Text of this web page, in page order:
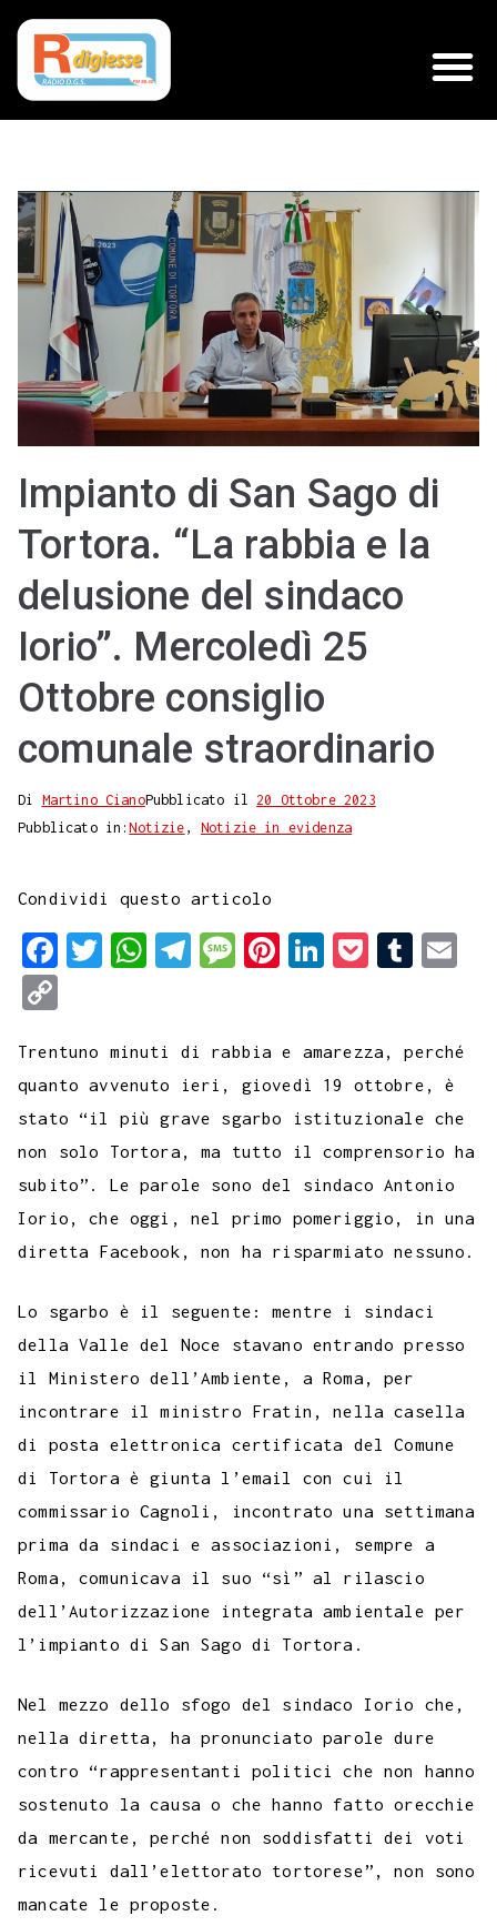
Impianto di San Sago di
Tortora. “La rabbia e la
delusione del sindaco
Iorio”. Mercoledì 25
Ottobre consiglio
comunale straordinario
Di Martino CianoPubblicato il20 Ottobre 2023
Pubblicato in:Notizie , Notizie in evidenza
Condividi questo articolo
F
e
b
o
o
k
T
t
t
e
r
W
t
s
A
p
p
T
e
g
r
a
m
M
s
a
g
e
P
t
e
r
e
s
t
L
k
e
d
I
n
k
e
t
T
b
l
r
i
p
y
L
i
k
Trentuno minuti di rabbia e amarezza, perché
quanto avvenuto ieri, giovedì 19 ottobre, è
stato “il più grave sgarbo istituzionale che
non solo Tortora, ma tutto il comprensorio ha
subito”. Le parole sono del sindaco Antonio
Iorio, che oggi, nel primo pomeriggio, in una
diretta Facebook, non ha risparmiato nessuno.
Lo sgarbo è il seguente: mentre i sindaci
della Valle del Noce stavano entrando presso
il Ministero dell’Ambiente, a Roma, per
incontrare il ministro Fratin, nella casella
di posta elettronica certificata del Comune
di Tortora è giunta l’email con cui il
commissario Cagnoli, incontrato una settimana
prima da sindaci e associazioni, sempre a
Roma, comunicava il suo “sì” al rilascio
dell’Autorizzazione integrata ambientale per
l’impianto di San Sago di Tortora.
Nel mezzo dello sfogo del sindaco Iorio che,
nella diretta, ha pronunciato parole dure
contro “rappresentanti politici che non hanno
sostenuto la causa o che hanno fatto orecchie
da mercante, perché non soddisfatti dei voti
ricevuti dall’elettorato tortorese”, non sono
mancate le proposte.